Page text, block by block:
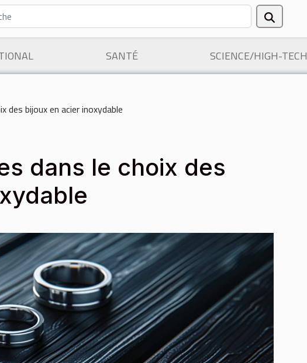
SANTÉ SCIENCE/HIGH-TECH
des bijoux en acier inoxydable
dans le choix des